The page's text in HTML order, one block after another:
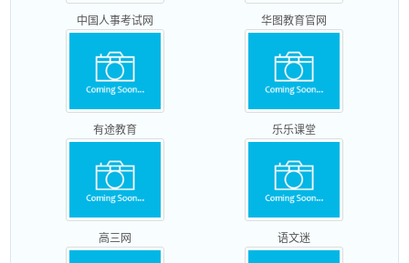
中国人事考试网 华图教育官网
有途教育 乐乐课堂
高三网 语文迷